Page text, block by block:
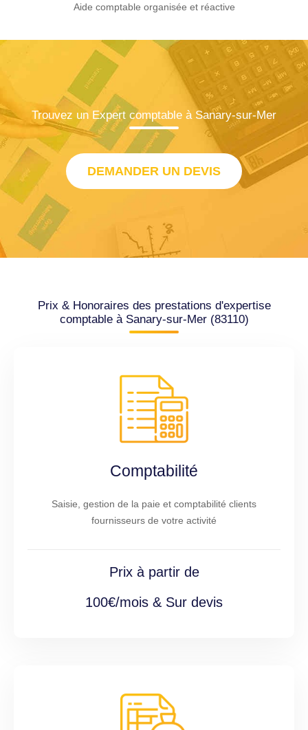
Aide comptable organisée et réactive
Trouvez un Expert comptable à Sanary-sur-Mer
DEMANDER UN DEVIS
Prix & Honoraires des prestations d'expertise
comptable à Sanary-sur-Mer (83110)
Comptabilité
Saisie, gestion de la paie et comptabilité clients
fournisseurs de votre activité
Prix à partir de
100€/mois & Sur devis